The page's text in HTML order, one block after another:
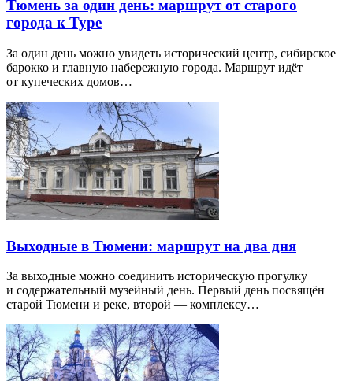
Тюмень за один день: маршрут от старого
города к Туре
За один день можно увидеть исторический центр, сибирское
барокко и главную набережную города. Маршрут идёт
от купеческих домов…
Выходные в Тюмени: маршрут на два дня
За выходные можно соединить историческую прогулку
и содержательный музейный день. Первый день посвящён
старой Тюмени и реке, второй — комплексу…